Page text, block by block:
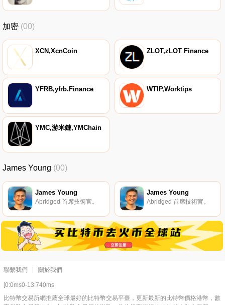
加密 (00)
XCN,XcnCoin ZLOT,zLOT Finance
YFRB,yfrb.Finance WTIP,Worktips
YMC,游米鏈,YMChain
James Young (00)
James Young
Abridged 首席技術官。
James Young
Abridged 首席技術官。
聯繫我們 關於我們
[0:0ms0-13:740ms
比特幣交易所網推薦全球最好的比特幣交易平臺，更新最新的比特幣價格港幣，數